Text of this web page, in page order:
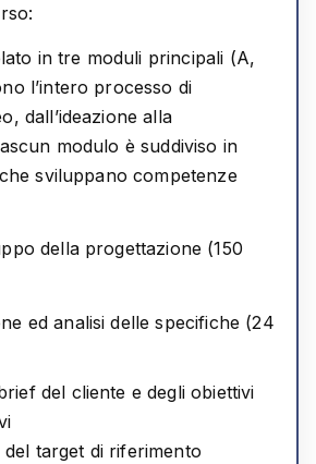
intre moduli principali (A,
l’intero processo di
dall’ideazione alla
modulo è suddiviso in
sviluppano competenze
della progettazione (150
ed analisi delle specifiche (24
del cliente e degli obiettivi
del target di riferimento